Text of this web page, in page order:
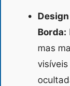
Borda:
mas